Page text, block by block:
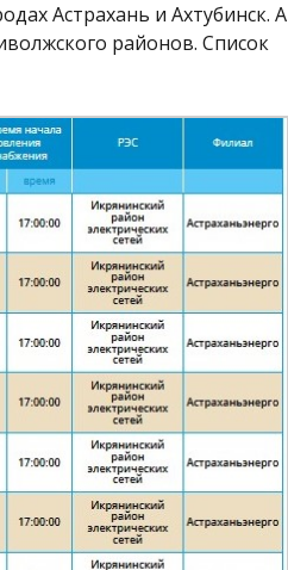
Астрахань и Ахтубинск. А
районов. Список